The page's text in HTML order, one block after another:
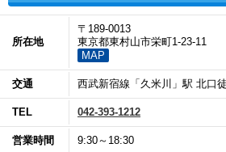
所在地
〒189-0013
東京都東村山市栄町1-23-11
MAP
交通 西武新宿線「久米川」駅 北口
TEL 042-393-1212
営業時間 9:30～18:30